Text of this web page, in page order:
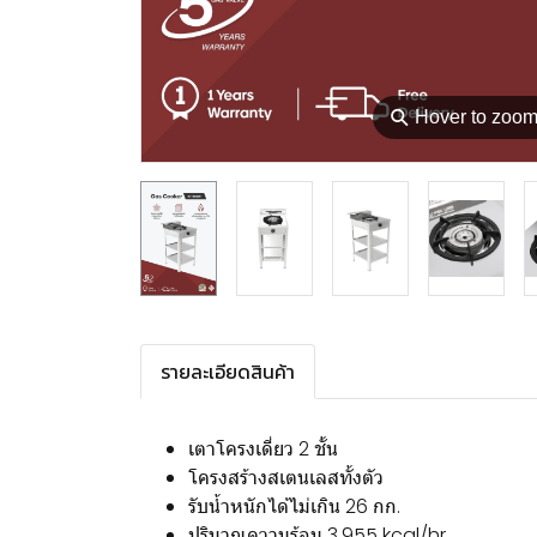
⚲Hover to zoom
รายละเอียดสินค้า
เตาโครงเดี่ยว 2 ชั้น
โครงสร้างสเตนเลสทั้งตัว
รับน้ำหนักได้ไม่เกิน 26 กก.